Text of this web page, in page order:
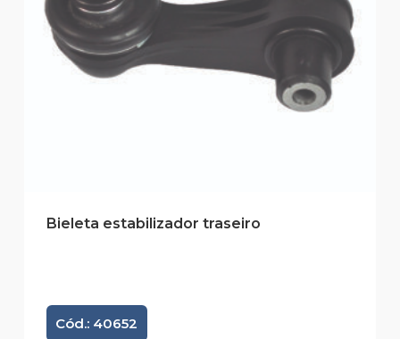
Bieleta estabilizador traseiro
Cód.: 40652